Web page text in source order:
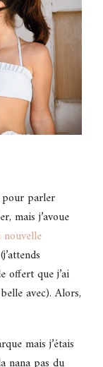
pour parler
mais j’avoue
nouvelle
(j’attends
offert que j’ai
avec). Alors,
mais j’étais